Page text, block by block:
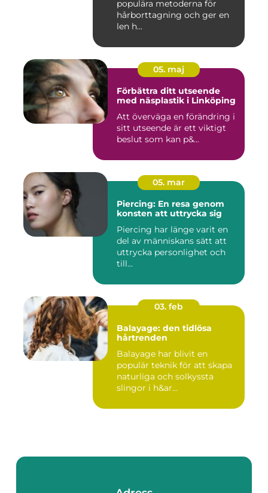
populära metoderna för
hårborttagning och ger en
len h...
05. maj
Förbättra ditt utseende
med näsplastik i Linköping
Att överväga en förändring i
sitt utseende är ett viktigt
beslut som kan p&...
05. mar
Piercing: En resa genom
konsten att uttrycka sig
Piercing har länge varit en
del av människans sätt att
uttrycka personlighet och
till...
03. feb
Balayage: den tidlösa
hårtrenden
Balayage har blivit en
populär teknik för att skapa
naturliga och solkyssta
slingor i h&ar...